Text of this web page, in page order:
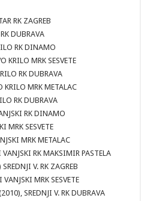
RK ZAGREB
DUBRAVA
RK DINAMO
KRILO MRK SESVETE
RK DUBRAVA
KRILO MRK METALAC
RK DUBRAVA
RK DINAMO
MRK SESVETE
MRK METALAC
RK MAKSIMIR PASTELA
V. RK ZAGREB
MRK SESVETE
SREDNJI V. RK DUBRAVA